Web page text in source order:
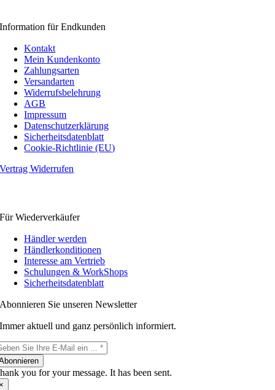
Information für Endkunden
Kontakt
Mein Kundenkonto
Zahlungsarten
Versandarten
Widerrufsbelehrung
AGB
Impressum
Datenschutzerklärung
Sicherheitsdatenblatt
Cookie-Richtlinie (EU)
Vertrag Widerrufen
Für Wiederverkäufer
Händler werden
Händlerkonditionen
Interesse am Vertrieb
Schulungen & WorkShops
Sicherheitsdatenblatt
Abonnieren Sie unseren Newsletter
Immer aktuell und ganz persönlich informiert.
you for your message. It has been sent.